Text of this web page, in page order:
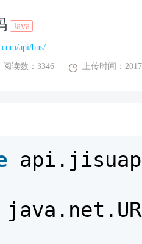
Java
api/bus/
阅读数：3346 上传时间：